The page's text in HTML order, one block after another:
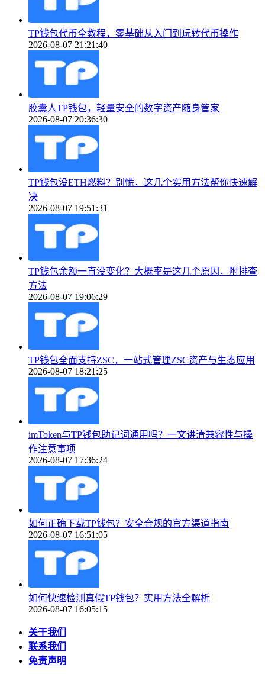
TP钱包代币全教程，零基础从入门到玩转代币操作
2026-08-07 21:21:40
胶囊人TP钱包，轻量安全的数字资产随身管家
2026-08-07 20:36:30
TP钱包没ETH燃料？别慌，这几个实用方法帮你快速解
决
2026-08-07 19:51:31
TP钱包余额一直没变化？大概率是这几个原因，附排查
方法
2026-08-07 19:06:29
TP钱包全面支持ZSC，一站式管理ZSC资产与生态应用
2026-08-07 18:21:25
imToken与TP钱包助记词通用吗？一文讲清兼容性与操
作注意事项
2026-08-07 17:36:24
如何正确下载TP钱包？安全合规的官方渠道指南
2026-08-07 16:51:05
如何快速检测真假TP钱包？实用方法全解析
2026-08-07 16:05:15
关于我们
联系我们
免责声明